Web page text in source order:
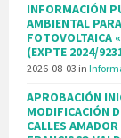
INFORMACIÓN
AMBIENTAL
FOTOVOLTAICA
(EXPTE 2024/
2026-08-03 in
APROBACIÓN
MODIFICACIÓN
CALLES